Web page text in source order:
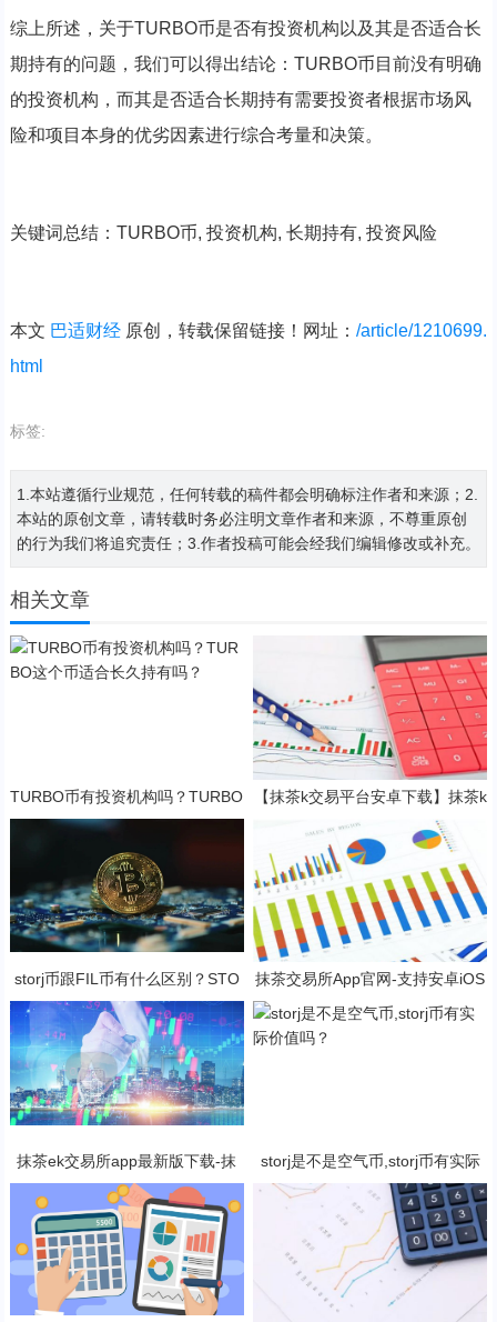
综上所述，关于TURBO币是否有投资机构以及其是否适合长
期持有的问题，我们可以得出结论：TURBO币目前没有明确
的投资机构，而其是否适合长期持有需要投资者根据市场风
险和项目本身的优劣因素进行综合考量和决策。
关键词总结：TURBO币, 投资机构, 长期持有, 投资风险
本文 巴适财经原创，转载保留链接！网址： /article/1210699.
html
标签:
1.本站遵循行业规范，任何转载的稿件都会明确标注作者和来源；2.
本站的原创文章，请转载时务必注明文章作者和来源，不尊重原创
的行为我们将追究责任；3.作者投稿可能会经我们编辑修改或补充。
相关文章
TURBO币有投资机构吗？TURBO
这个币适合长久持有吗？
【抹茶k交易平台安卓下载】抹茶k
钱包官网2023下载v7.3.5
storj币跟FIL币有什么区别？STO
RJ币还有赚钱空间吗?
抹茶交易所App官网-支持安卓iOS
抹茶ek交易所app最新版下载-抹
茶ek交易所所有版本
storj是不是空气币,storj币有实际
价值吗？